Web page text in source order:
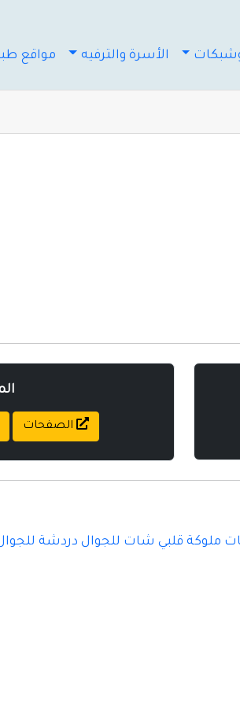
وشبكات الأسرة والترفيه مواقع
الصفحات
ملوكة قلبي شات للجوال دردشة